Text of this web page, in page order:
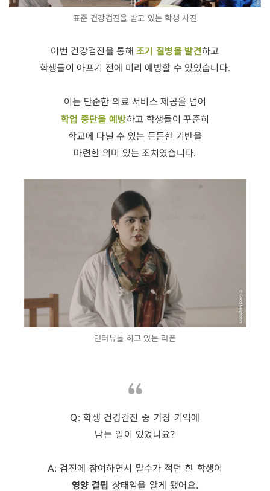
표준 건강검진을 받고 있는 학생 사진
이번 건강검진을 통해조기 질병을 발견하고
학생들이 아프기 전에 미리 예방할 수 있었습니다.
이는 단순한 의료 서비스 제공을 넘어
학업 중단을 예방하고 학생들이 꾸준히
학교에 다닐 수 있는 든든한 기반을
마련한 의미 있는 조치였습니다.
인터뷰를 하고 있는 리폰
Q: 학생 건강검진 중 가장 기억에
남는 일이 있었나요?
A: 검진에 참여하면서 말수가 적던 한 학생이
영양 결핍 상태임을 알게 됐어요.